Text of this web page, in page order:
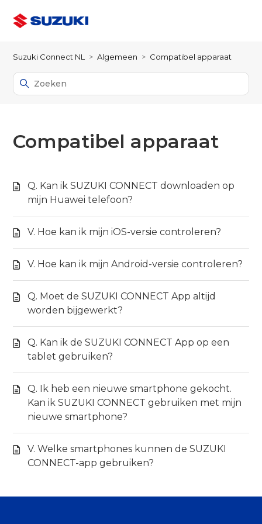
Suzuki Connect NL Algemeen Compatibel apparaat
Compatibel apparaat
Q. Kan ik SUZUKI CONNECT downloaden op
mijn Huawei telefoon?
V. Hoe kan ik mijn iOS-versie controleren?
V. Hoe kan ik mijn Android-versie controleren?
Q. Moet de SUZUKI CONNECT App altijd
worden bijgewerkt?
Q. Kan ik de SUZUKI CONNECT App op een
tablet gebruiken?
Q. Ik heb een nieuwe smartphone gekocht.
Kan ik SUZUKI CONNECT gebruiken met mijn
nieuwe smartphone?
V. Welke smartphones kunnen de SUZUKI
CONNECT-app gebruiken?